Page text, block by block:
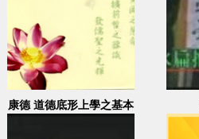
康德 道德底形上學之基本